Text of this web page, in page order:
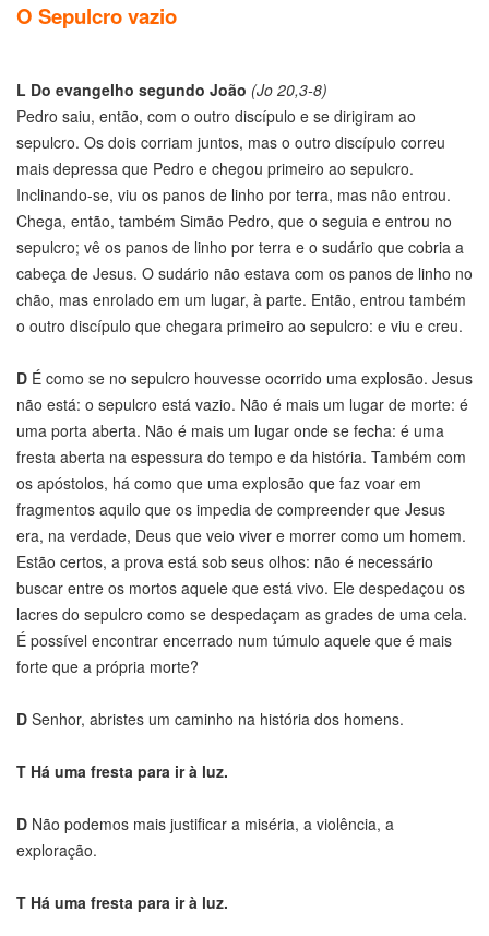
O Sepulcro vazio
L Do evangelho segundo João (Jo 20,3-8)
Pedro saiu, então, com o outro discípulo e se dirigiram ao
sepulcro. Os dois corriam juntos, mas o outro discípulo correu
mais depressa que Pedro e chegou primeiro ao sepulcro.
Inclinando-se, viu os panos de linho por terra, mas não entrou.
Chega, então, também Simão Pedro, que o seguia e entrou no
sepulcro; vê os panos de linho por terra e o sudário que cobria a
cabeça de Jesus. O sudário não estava com os panos de linho no
chão, mas enrolado em um lugar, à parte. Então, entrou também
o outro discípulo que chegara primeiro ao sepulcro: e viu e creu.
D É como se no sepulcro houvesse ocorrido uma explosão. Jesus
não está: o sepulcro está vazio. Não é mais um lugar de morte: é
uma porta aberta. Não é mais um lugar onde se fecha: é uma
fresta aberta na espessura do tempo e da história. Também com
os apóstolos, há como que uma explosão que faz voar em
fragmentos aquilo que os impedia de compreender que Jesus
era, na verdade, Deus que veio viver e morrer como um homem.
Estão certos, a prova está sob seus olhos: não é necessário
buscar entre os mortos aquele que está vivo. Ele despedaçou os
lacres do sepulcro como se despedaçam as grades de uma cela.
É possível encontrar encerrado num túmulo aquele que é mais
forte que a própria morte?
D Senhor, abristes um caminho na história dos homens.
T Há uma fresta para ir à luz.
D Não podemos mais justificar a miséria, a violência, a
exploração.
T Há uma fresta para ir à luz.